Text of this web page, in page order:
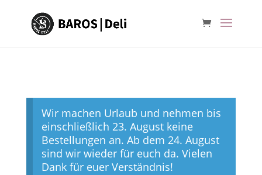
Wir machen Urlaub und nehmen bis
einschließlich 23. August keine
Bestellungen an. Ab dem 24. August
sind wir wieder für euch da. Vielen
Dank für euer Verständnis!